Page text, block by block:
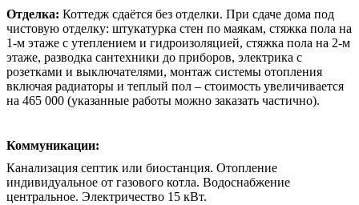
Отделка: Коттедж сдаётся без отделки. При сдаче дома под
чистовую отделку: штукатурка стен по маякам, стяжка пола на
1-м этаже с утеплением и гидроизоляцией, стяжка пола на 2-м
этаже, разводка сантехники до приборов, электрика с
розетками и выключателями, монтаж системы отопления
включая радиаторы и теплый пол – стоимость увеличивается
на 465 000 (указанные работы можно заказать частично).
Коммуникации:
Канализация септик или биостанция. Отопление
индивидуальное от газового котла. Водоснабжение
центральное. Электричество 15 кВт.